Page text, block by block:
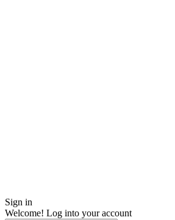
Sign in
Welcome! Log into your account